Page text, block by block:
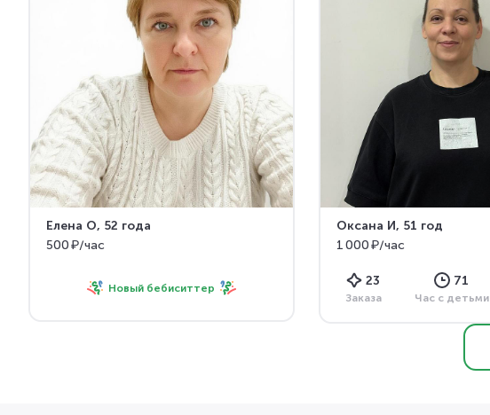
Елена О, 52 года
500 ₽/час
Новый бебиситтер
Оксана И, 51 год
1 000 ₽/час
23
Заказа
71
Час с детьми